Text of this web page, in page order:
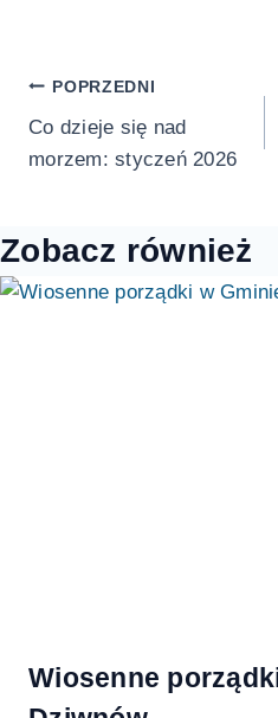
Nawigacja
wpisu
POPRZEDNI
Co dzieje się nad
morzem: styczeń 2026
Zobacz również
Wiosenne